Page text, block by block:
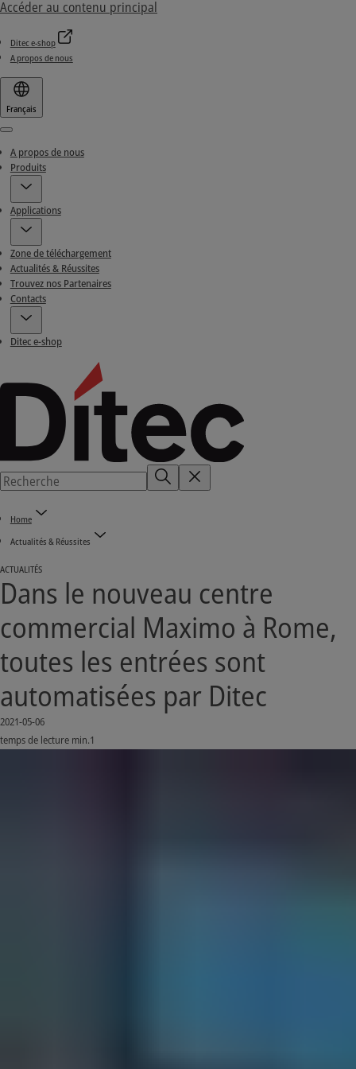
Accéder au contenu principal
Ditec e-shop
A propos de nous
Français
Menu
A propos de nous
Produits
Applications
Zone de téléchargement
Actualités & Réussites
Trouvez nos Partenaires
Contacts
Ditec e-shop
Home
Actualités & Réussites
ACTUALITÉS
Dans le nouveau centre
commercial Maximo à Rome,
toutes les entrées sont
automatisées par Ditec
2021-05-06
temps de lecture min.1